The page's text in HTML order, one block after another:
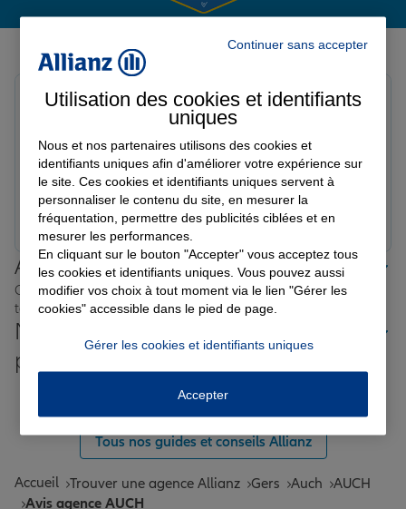
Garantie des accidents de la vie
Assurance scolaire
Protection juridique
Retraite
Tous nos devis d'assurance
Avis de l'agence Agence AUCH
Avis sur une période de 6 mois
Toujours tres satisfaite de Floriane Allianz fleurance ,
je leur fait entièrement confiance pour tout. Merci
nadia b.
Prendre un RDV Voir l'agence
Allianz proche de chez vous
Où que vous soyez en France, nos agences Allianz sont
toujours près de chez vous.
Nos offres d'assurance dans les
plus grandes villes de France
Toutes les agences Allianz de France
Tous nos guides et conseils Allianz
Accueil Trouver une agence Allianz Gers Auch
AUCH
Avis agence AUCH
Continuer sans accepter
Utilisation des cookies et identifiants
uniques
Nous et nos partenaires utilisons des cookies et
identifiants uniques afin d'améliorer votre expérience sur
le site. Ces cookies et identifiants uniques servent à
personnaliser le contenu du site, en mesurer la
fréquentation, permettre des publicités ciblées et en
mesurer les performances.
En cliquant sur le bouton "Accepter" vous acceptez tous
les cookies et identifiants uniques. Vous pouvez aussi
modifier vos choix à tout moment via le lien "Gérer les
cookies" accessible dans le pied de page.
Gérer les cookies et identifiants uniques
Accepter